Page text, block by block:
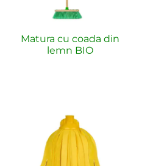
Matura cu coada din
lemn BIO